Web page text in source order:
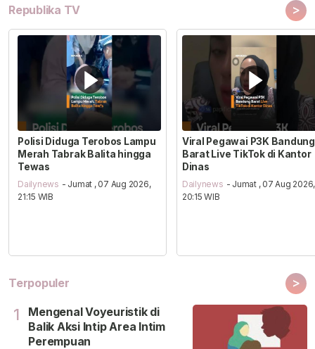
Republika TV >
Polisi Diduga Terobos Lampu
Merah Tabrak Balita hingga
Tewas
Dailynews - Jumat , 07 Aug 2026,
21:15 WIB
Viral Pegawai P3K Bandung
Barat Live TikTok di Kantor
Dinas
Dailynews - Jumat , 07 Aug 2026,
20:15 WIB
Terpopuler >
1
Mengenal Voyeuristik di
Balik Aksi Intip Area Intim
Perempuan